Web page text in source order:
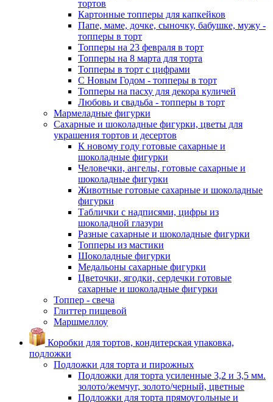
тортов
Картонные топперы для капкейков
Папе, маме, дочке, сыночку, бабушке, мужу -
топперы в торт
Топперы на 23 февраля в торт
Топперы на 8 марта для торта
Топперы в торт с цифрами
С Новым Годом - топперы в торт
Топперы на пасху для декора куличей
Любовь и свадьба - топперы в торт
Мармеладные фигурки
Сахарные и шоколадные фигурки, цветы для
украшения тортов и десертов
К новому году готовые сахарные и
шоколадные фигурки
Человечки, ангелы, готовые сахарные и
шоколадные фигурки
Животные готовые сахарные и шоколадные
фигурки
Таблички с надписями, цифры из
шоколадной глазури
Разные сахарные и шоколадные фигурки
Топперы из мастики
Шоколадные фигурки
Медальоны сахарные фигурки
Цветочки, ягодки, сердечки готовые
сахарные и шоколадные фигурки
Топпер - свеча
Глиттер пищевой
Маршмеллоу
Коробки для тортов, кондитерская упаковка,
подложки
Подложки для торта и пирожных
Подложки для торта усиленные 3,2 и 3,5 мм.
золото/жемчуг, золото/черный, цветные
Подложки для торта прямоугольные и